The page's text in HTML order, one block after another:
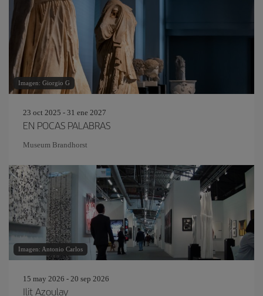
Imagen: Giorgio G
23 oct 2025 - 31 ene 2027
EN POCAS PALABRAS
Museum Brandhorst
Imagen: Antonio Carlos
15 may 2026 - 20 sep 2026
Ilit Azoulay